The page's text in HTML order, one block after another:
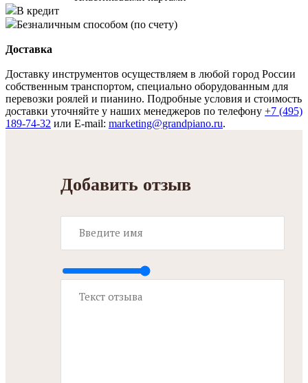
В кредит
Безналичным способом (по счету)
Доставка
Доставку инструментов осуществляем в любой город России
собственным транспортом, специально оборудованным для
перевозки роялей и пианино. Подробные условия и стоимость
доставки уточняйте у наших менеджеров по телефону +7 (495)
189-74-32 или E-mail: marketing@grandpiano.ru.
Добавить отзыв